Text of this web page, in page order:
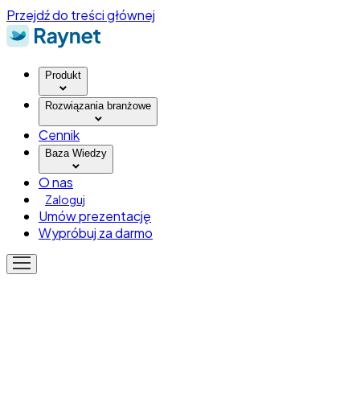
Przejdź do treści głównej
Produkt
Rozwiązania branżowe
Cennik
Baza Wiedzy
O nas
Zaloguj
Umów prezentację
Wypróbuj za darmo